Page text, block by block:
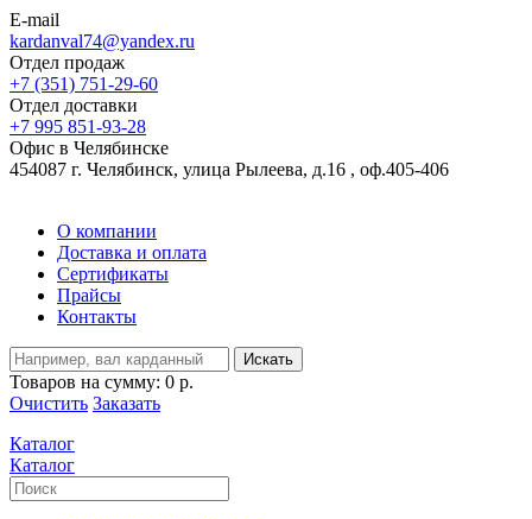
E-mail
kardanval74@yandex.ru
Отдел продаж
+7 (351) 751-29-60
Отдел доставки
+7 995 851-93-28
Офис в Челябинске
454087 г. Челябинск, улица Рылеева, д.16 , оф.405-406
О компании
Доставка и оплата
Сертификаты
Прайсы
Контакты
Искать
Товаров на сумму: 0 р.
Очистить Заказать
Каталог
Каталог